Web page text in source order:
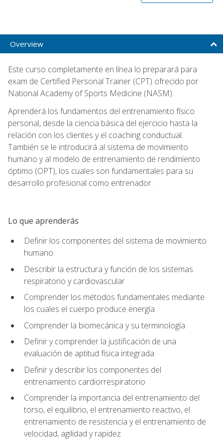
Overview
Este curso completamente en línea lo preparará para
exam de Certified Personal Trainer (CPT) ofrecido por
National Academy of Sports Medicine (NASM).
Aprenderá los fundamentos del entrenamiento físico
personal, desde la ciencia básica del ejercicio hasta la
relación con los clientes y el coaching conductual.
También se le introducirá al sistema de movimiento
humano y al modelo de entrenamiento de rendimiento
óptimo (OPT), los cuales son fundamentales para su
desarrollo profesional como entrenador.
Lo que aprenderás
Definir los componentes del sistema de movimiento
humano
Describir la estructura y función de los sistemas
respiratorio y cardiovascular
Comprender los métodos fundamentales mediante
los cuales el cuerpo produce energía
Comprender la biomecánica y su terminología
Definir y comprender la justificación de una
evaluación de aptitud física integrada
Definir y describir los componentes del
entrenamiento cardiorrespiratorio
Comprender la importancia del entrenamiento del
torso, el equilibrio, el entrenamiento reactivo, el
entrenamiento de resistencia y el entrenamiento de
velocidad, agilidad y rapidez